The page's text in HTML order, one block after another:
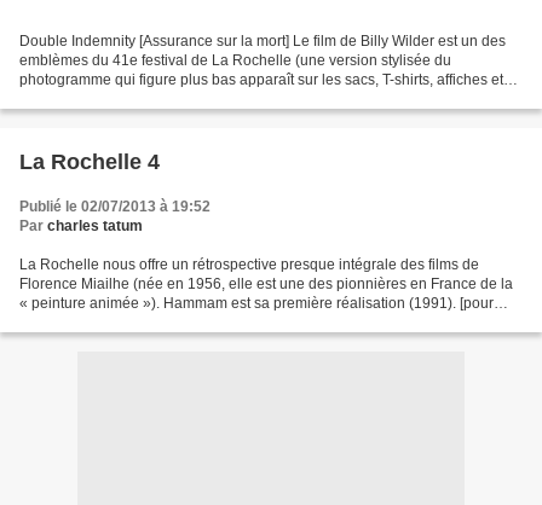
Double Indemnity [Assurance sur la mort] Le film de Billy Wilder est un des
emblèmes du 41e festival de La Rochelle (une version stylisée du
photogramme qui figure plus bas apparaît sur les sacs, T-shirts, affiches et
La Rochelle 4
Publié le 02/07/2013 à 19:52
Par charles tatum
La Rochelle nous offre un rétrospective presque intégrale des films de
Florence Miailhe (née en 1956, elle est une des pionnières en France de la
« peinture animée »). Hammam est sa première réalisation (1991). [pour